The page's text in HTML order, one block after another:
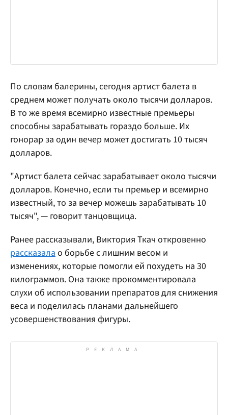
По словам балерины, сегодня артист балета в
среднем может получать около тысячи долларов.
В то же время всемирно известные премьеры
способны зарабатывать гораздо больше. Их
гонорар за один вечер может достигать 10 тысяч
долларов.
"Артист балета сейчас зарабатывает около тысячи
долларов. Конечно, если ты премьер и всемирно
известный, то за вечер можешь зарабатывать 10
тысяч", — говорит танцовщица.
Ранее рассказывали, Виктория Ткач откровенно
рассказалао борьбе с лишним весом и
изменениях, которые помогли ей похудеть на 30
килограммов. Она также прокомментировала
слухи об использовании препаратов для снижения
веса и поделилась планами дальнейшего
усовершенствования фигуры.